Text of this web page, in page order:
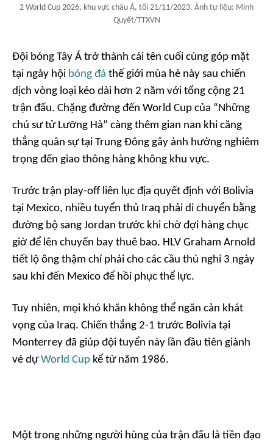
2 World Cup 2026, khu vực châu Á, tối 21/11/2023. Ảnh tư liệu: Minh
Quyết/TTXVN
Đội bóng Tây Á trở thành cái tên cuối cùng góp mặt
tại ngày hội bóng đá thế giới mùa hè này sau chiến
dịch vòng loại kéo dài hơn 2 năm với tổng cộng 21
trận đấu. Chặng đường đến World Cup của “Những
chú sư tử Lưỡng Hà” càng thêm gian nan khi căng
thẳng quân sự tại Trung Đông gây ảnh hưởng nghiêm
trọng đến giao thông hàng không khu vực.
Trước trận play-off liên lục địa quyết định với Bolivia
tại Mexico, nhiều tuyển thủ Iraq phải di chuyển bằng
đường bộ sang Jordan trước khi chờ đợi hàng chục
giờ để lên chuyến bay thuê bao. HLV Graham Arnold
tiết lộ ông thậm chí phải cho các cầu thủ nghỉ 3 ngày
sau khi đến Mexico để hồi phục thể lực.
Tuy nhiên, mọi khó khăn không thể ngăn cản khát
vọng của Iraq. Chiến thắng 2-1 trước Bolivia tại
Monterrey đã giúp đội tuyển này lần đầu tiên giành
vé dựWorld Cup kể từ năm 1986.
Một trong những người hùng của trận đấu là tiền đạo